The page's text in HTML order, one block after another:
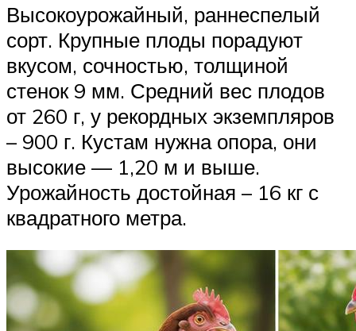
Высокоурожайный, раннеспелый
сорт. Крупные плоды порадуют
вкусом, сочностью, толщиной
стенок 9 мм. Средний вес плодов
от 260 г, у рекордных экземпляров
– 900 г. Кустам нужна опора, они
высокие — 1,20 м и выше.
Урожайность достойная – 16 кг с
квадратного метра.